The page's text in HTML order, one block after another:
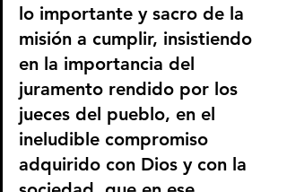
lo importante y sacro de la
misión a cumplir, insistiendo
en la importancia del
juramento rendido por los
jueces del pueblo, en el
ineludible compromiso
adquirido con Dios y con la